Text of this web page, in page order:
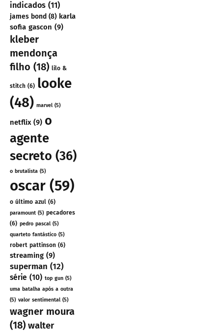
indicados (11)
james bond (8) karla
sofia gascon (9)
kleber
mendonça
filho (18) lilo &
stitch (6) looke
(48) marvel (5)
netflix(9) o
agente
secreto (36)
o brutalista (5)
oscar (59)
o último azul (6)
paramount (5) pecadores
(6) pedro pascal (5)
quarteto fantástico (5)
robert pattinson (6)
streaming (9)
superman (12)
série (10) top gun (5)
uma batalha após a outra
(5) valor sentimental (5)
wagner moura
(18) walter